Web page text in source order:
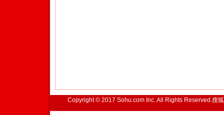
Copyright © 2017 Sohu.com Inc. All Rights Reserved.搜